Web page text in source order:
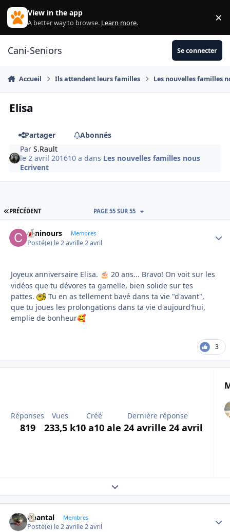
Aller au contenu
View in the app
A better way to browse. Learn more. ×
Cani-Seniors Se connecter
Accueil Ils attendent leurs familles Les nouvelles familles
Elisa
Partager
Abonnés
ParS.Rault
le 2 avril 201610 a dans Les nouvelles familles nous
Ecrivent
PREMIÈRE PAGE
PRÉCÉDENT PAGE 55 SUR 55
caninours Membres
Posté(e) le 2 avrille 2 avril
Joyeux anniversaire Elisa. 🎂 20 ans... Bravo! On voit sur les
vidéos que tu dévores ta gamelle, bien solide sur tes
pattes.
Tu en as tellement bavé dans ta vie "d'avant",
que tu joues les prolongations dans ta vie d'aujourd'hui,
emplie de bonheur🥰
3
Réponses
819
Vues
233,5 k
Créé
10 a10 a
Dernière réponse
le 24 avrille 24 avril
Expand topic overview
Chantal Membres
Posté(e) le 2 avrille 2 avril